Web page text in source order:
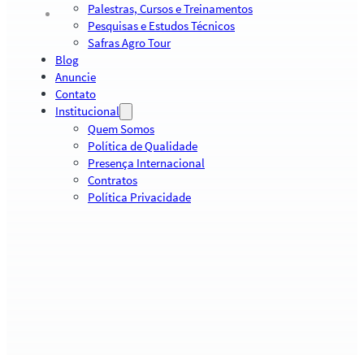
Palestras, Cursos e Treinamentos
Pesquisas e Estudos Técnicos
Safras Agro Tour
Blog
Anuncie
Contato
Institucional
Quem Somos
Política de Qualidade
Presença Internacional
Contratos
Política Privacidade